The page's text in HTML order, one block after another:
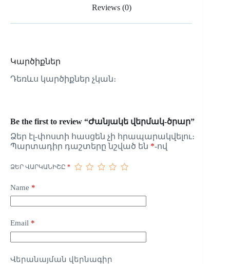
Reviews (0)
Կարծիքներ
Դեռևս կարծիքներ չկան։
Be the first to review “Ժանյակե վերմակ-ծրար”
Ձեր էլ-փոստի հասցեն չի հրապարակվելու։
Պարտադիր դաշտերը նշված են *-ով
ՁԵՐ ՎԱՐԿԱՆԻՇԸ *
Name *
Email *
Վերանայման վերնագիր